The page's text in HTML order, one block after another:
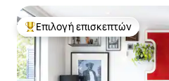
Κορυφαία επιλογή επισκεπτών
Επιλογή επισκεπτών